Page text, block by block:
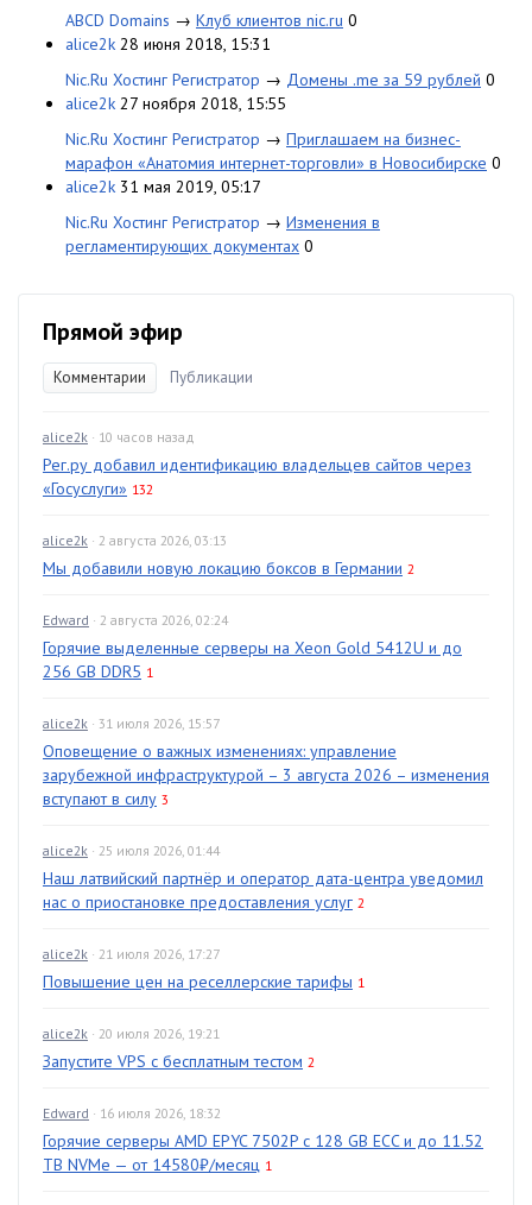
ABCD Domains → Клуб клиентов nic.ru 0
alice2k 28 июня 2018, 15:31
Nic.Ru Хостинг Регистратор → Домены .me за 59 рублей 0
alice2k 27 ноября 2018, 15:55
Nic.Ru Хостинг Регистратор → Приглашаем на бизнес-
марафон «Анатомия интернет-торговли» в Новосибирске 0
alice2k 31 мая 2019, 05:17
Nic.Ru Хостинг Регистратор → Изменения в
регламентирующих документах 0
Прямой эфир
Комментарии Публикации
alice2k · 10 часов назад
Рег.ру добавил идентификацию владельцев сайтов через
«Госуслуги» 132
alice2k · 2 августа 2026, 03:13
Мы добавили новую локацию боксов в Германии 2
Edward · 2 августа 2026, 02:24
Горячие выделенные серверы на Xeon Gold 5412U и до
256 GB DDR5 1
alice2k · 31 июля 2026, 15:57
Оповещение о важных изменениях: управление
зарубежной инфраструктурой – 3 августа 2026 – изменения
вступают в силу 3
alice2k · 25 июля 2026, 01:44
Наш латвийский партнёр и оператор дата-центра уведомил
нас о приостановке предоставления услуг 2
alice2k · 21 июля 2026, 17:27
Повышение цен на реселлерские тарифы 1
alice2k · 20 июля 2026, 19:21
Запустите VPS с бесплатным тестом 2
Edward · 16 июля 2026, 18:32
Горячие серверы AMD EPYC 7502P с 128 GB ECC и до 11.52
TB NVMe — от 14580₽/месяц 1